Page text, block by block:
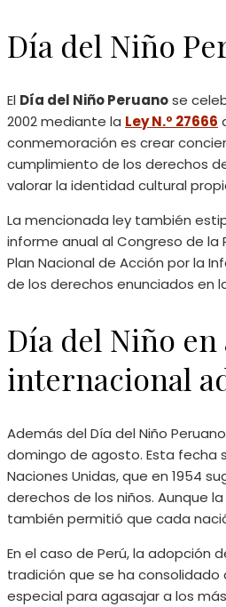
Día del Niño
El Día del Niño Peruanose
2002 mediante la Ley N.º 27666
conmemoración es crear
cumplimiento de los derechos
valorar la identidad cultural
La mencionada ley también
informe anual al Congreso de
Plan Nacional de Acción por la
de los derechos enunciados en
Día del Niño
internacional
Además del Día del Niño
domingo de agosto. Esta fecha
Naciones Unidas, que en 1954
derechos de los niños. Aunque
también permitió que cada
En el caso de Perú, la
tradición que se ha
especial para agasajar a los